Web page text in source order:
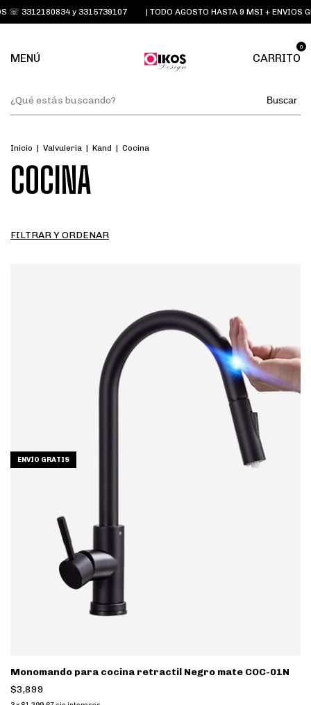
☏ 3312180834 y 3315739107 | TODO AGOSTO HASTA 9 MSI + ENVIOS
MENÚ CARRITO
0
Buscar
Inicio | Valvuleria | Kand | Cocina
COCINA
FILTRAR Y ORDENAR
ENVÍO GRATIS
Monomando para cocina retractil Negro mate COC-01N
$3,899